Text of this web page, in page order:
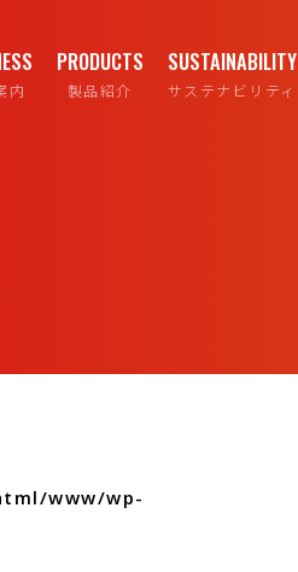
内
PRODUCTS
製品紹介
SUSTAINABILITY
サステナビリティ
www/wp-